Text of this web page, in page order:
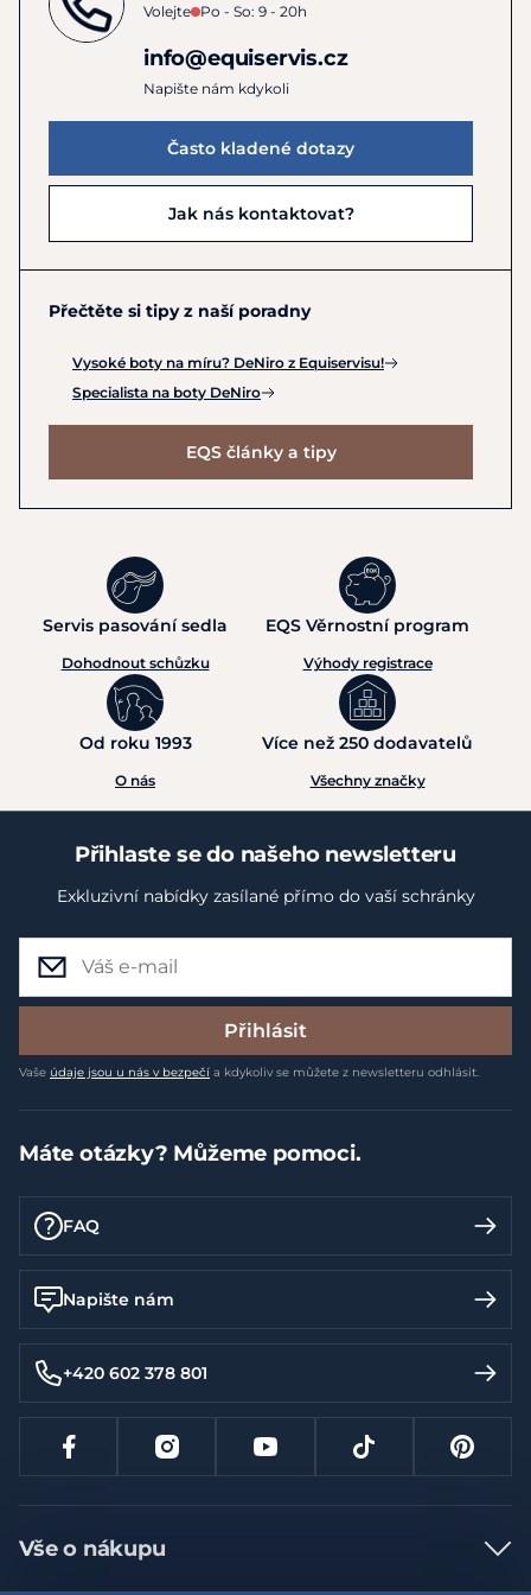
perek se zipem, je potřeba pravidelně čistit i ten.
Nečistoty v zipu způsobují jeho špatnou pohyblivost,
což může vést k vylámání zoubků, nebo k zaseknutí
zipu. Stačí zip pravidelně očistit malým kartáčkem.
Čistěte alespoň 1x za 14 dní, ideálně jednou za týden.
Volejte Po - So: 9 - 20h
info@equiservis.cz
Napište nám kdykoli
Často kladené dotazy
Jak nás kontaktovat?
Přečtěte si tipy z naší poradny
Vysoké boty na míru? DeNiro z Equiservisu!
Specialista na boty DeNiro
EQS články a tipy
Servis pasování sedla
Dohodnout schůzku
EQS Věrnostní program
Výhody registrace
Od roku 1993
O nás
Více než 250 dodavatelů
Všechny značky
Přihlaste se do našeho newsletteru
Exkluzivní nabídky zasílané přímo do vaší schránky
Přihlásit
Vaše údaje jsou u nás v bezpečí a kdykoliv se můžete z newsletteru odhlásit.
Máte otázky? Můžeme pomoci.
FAQ
Napište nám
+420 602 378 801
Vše o nákupu